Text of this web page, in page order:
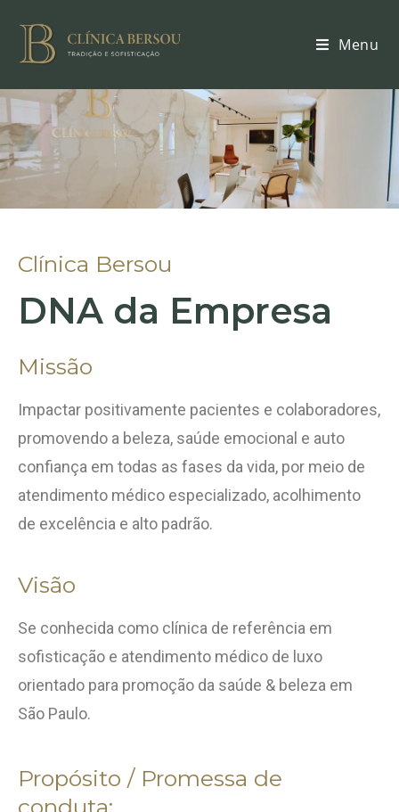
Menu
Clínica Bersou
DNA da Empresa
Missão
Impactar positivamente pacientes e colaboradores,
promovendo a beleza, saúde emocional e auto
confiança em todas as fases da vida, por meio de
atendimento médico especializado, acolhimento
de excelência e alto padrão.
Visão
Se conhecida como clínica de referência em
sofisticação e atendimento médico de luxo
orientado para promoção da saúde & beleza em
São Paulo.
Propósito / Promessa de
conduta: